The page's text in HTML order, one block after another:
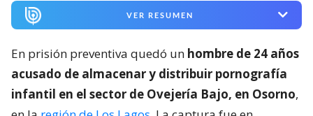
VER RESUMEN
En prisión preventiva quedó un hombre de 24 años
acusado de almacenar y distribuir pornografía
infantil en el sector de Ovejería Bajo, en Osorno,